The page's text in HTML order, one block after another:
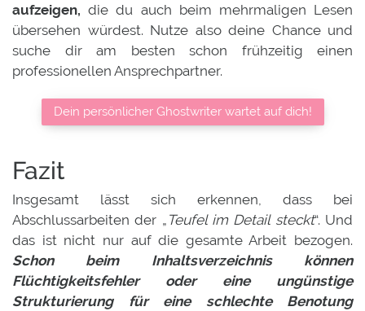
aufzeigen,die du auch beim mehrmaligen Lesen
übersehen würdest. Nutze also deine Chance und
suche dir am besten schon frühzeitig einen
professionellen Ansprechpartner.
Dein persönlicher Ghostwriter wartet auf dich!
Fazit
Insgesamt lässt sich erkennen, dass bei
Abschlussarbeiten der „ Teufel im Detail steckt“. Und
das ist nicht nur auf die gesamte Arbeit bezogen.
Schon beim Inhaltsverzeichnis können
Flüchtigkeitsfehler oder eine ungünstige
Strukturierung für eine schlechte Benotung